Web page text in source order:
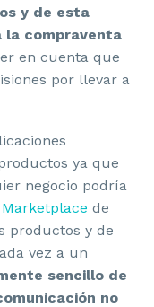
y de esta
la compraventa
en cuenta que
por llevar a
ya que
negocio podría
Marketplace de
productos y de
vez a un
sencillo de
no